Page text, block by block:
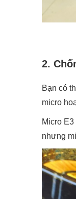
2.
Bạn có
micro
Micro
nhưng